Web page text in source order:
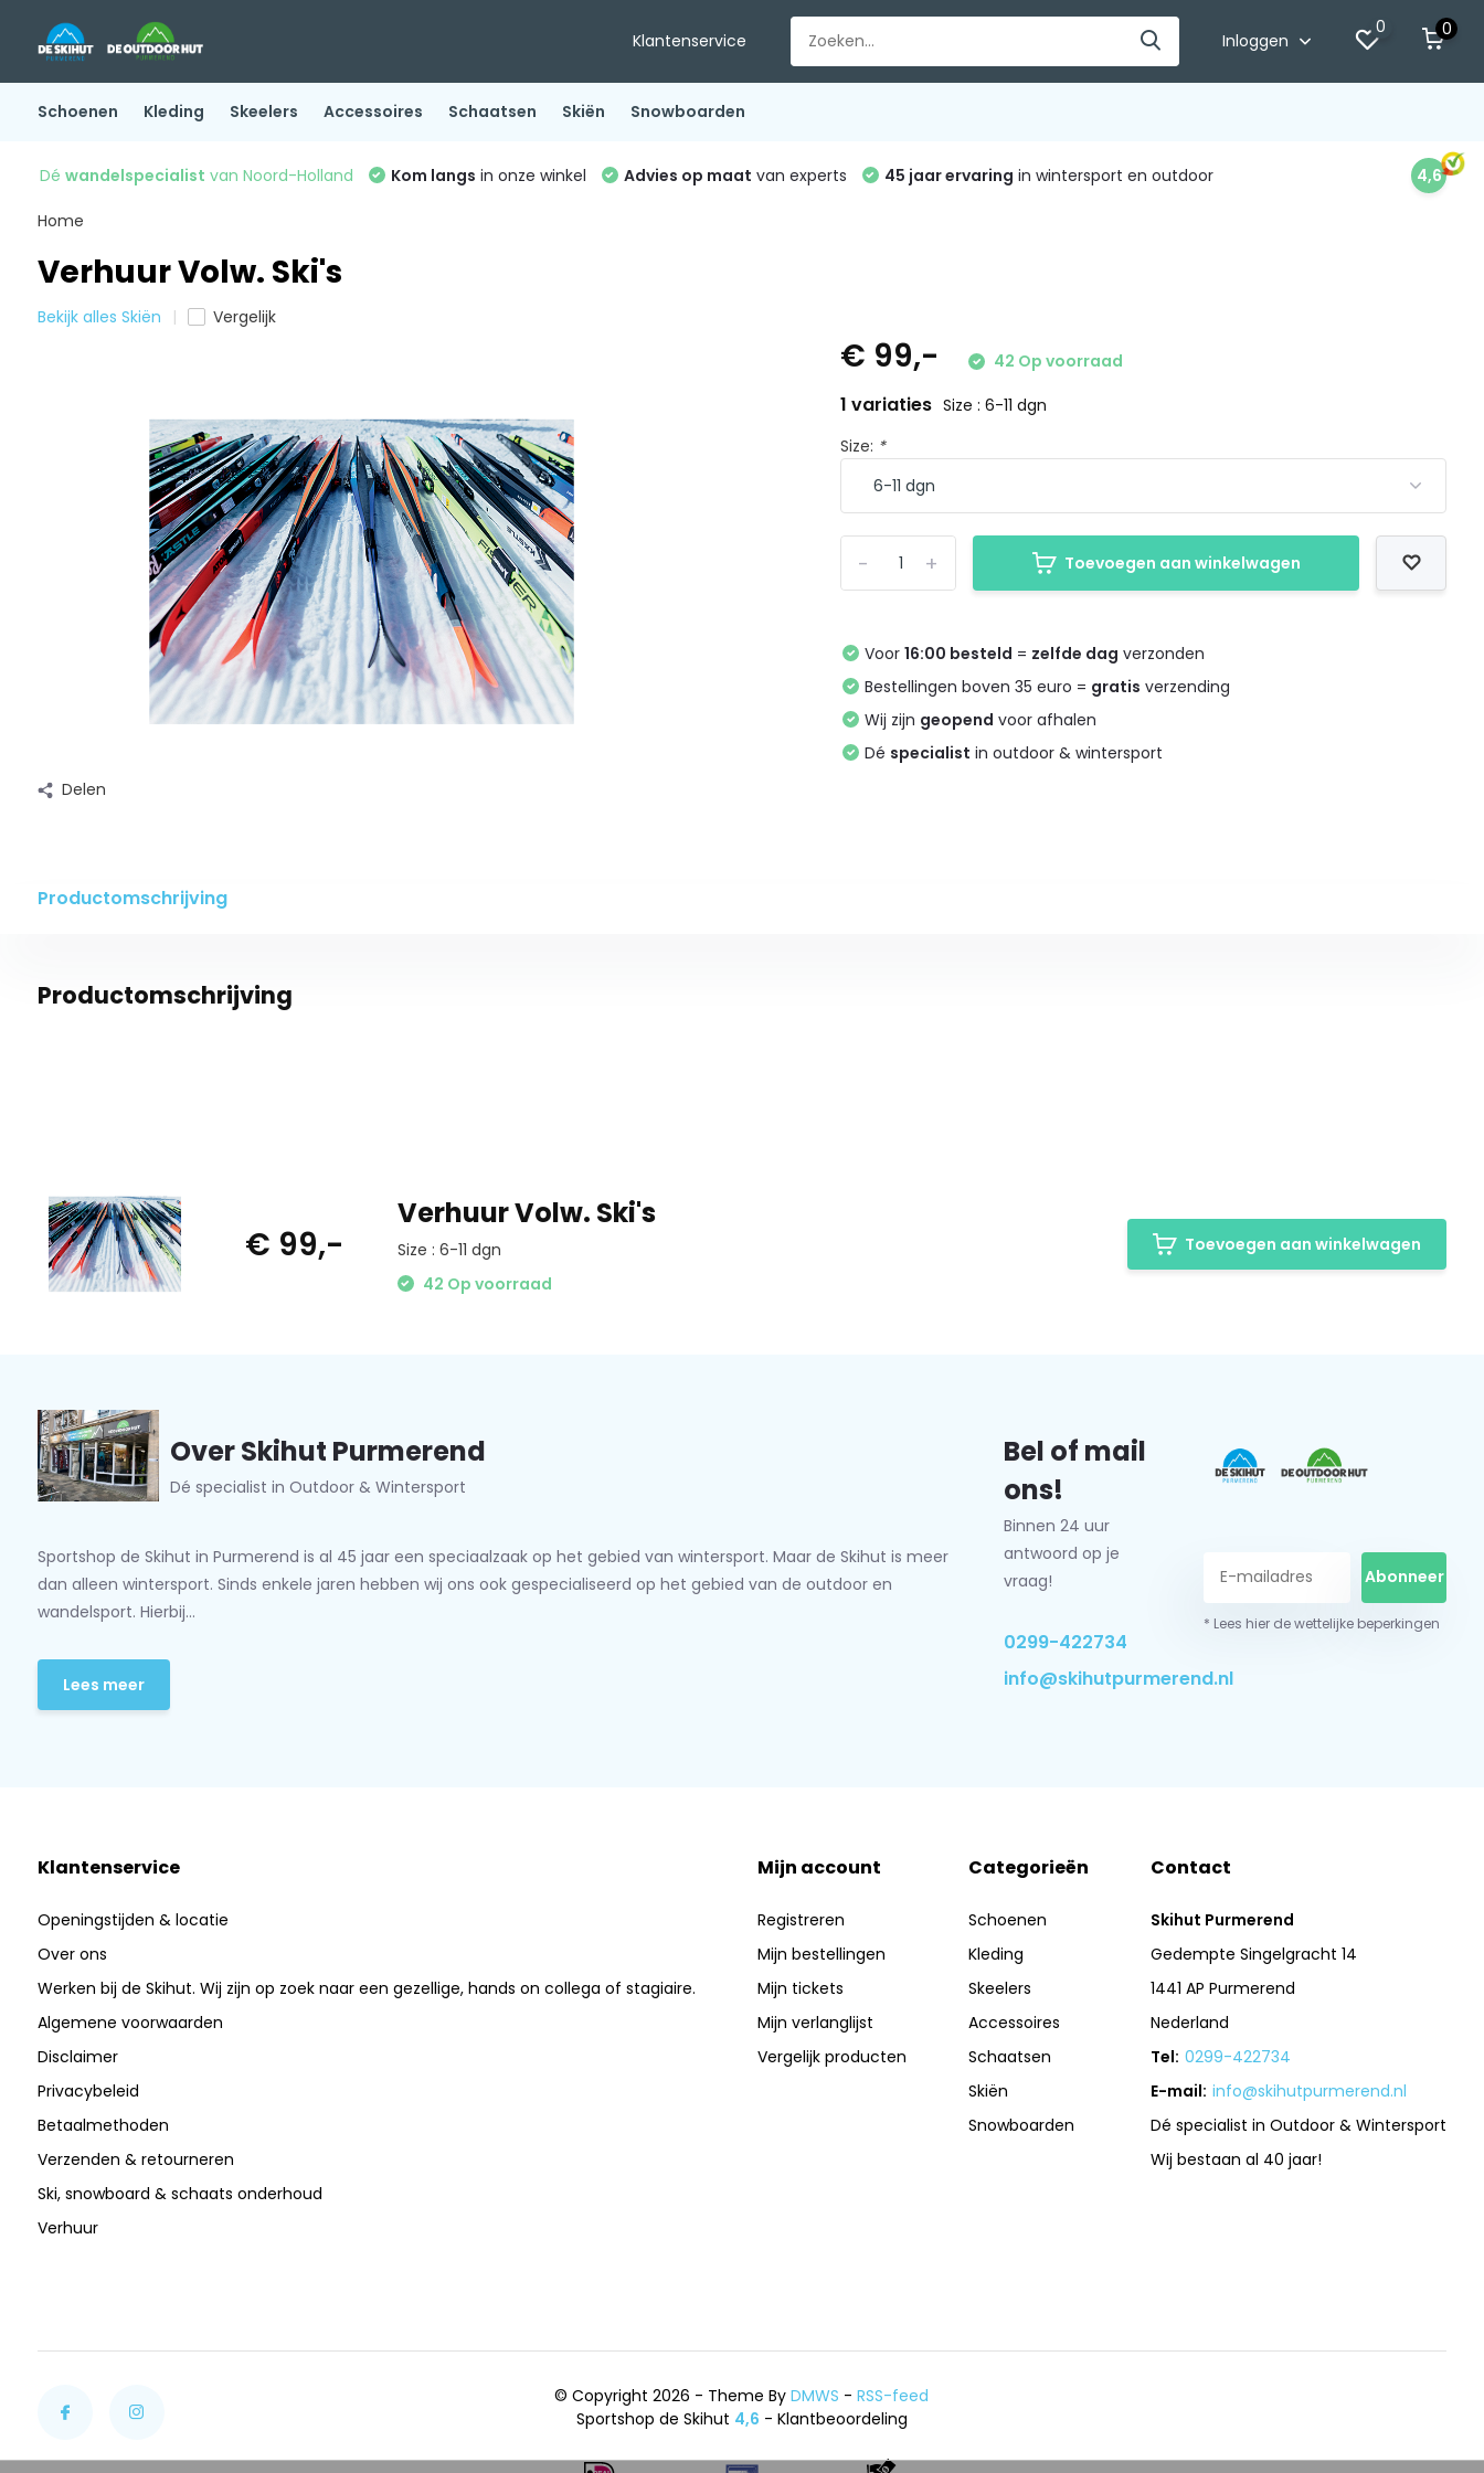
Klantenservice Inloggen
0 0
Schoenen Kleding Skeelers Accessoires Schaatsen Skiën Snowboarden
Dé wandelspecialist van Noord-Holland Kom langs in onze winkel Advies op maat van experts 45 jaar ervaring in wintersport en outdoor 4,6
Home
Verhuur Volw. Ski's
Bekijk alles Skiën Vergelijk
Delen
€ 99,- 42 Op voorraad
1 variaties Size : 6-11 dgn
Size: *
+
- Toevoegen aan winkelwagen
Voor16:00 besteld = zelfde dag verzonden
Bestellingen boven 35 euro = gratis verzending
Wij zijn geopend voor afhalen
Dé specialist in outdoor & wintersport
Productomschrijving
Productomschrijving
€ 99,-
Verhuur Volw. Ski's
Size : 6-11 dgn
42 Op voorraad
Toevoegen aan winkelwagen
Over Skihut Purmerend
Dé specialist in Outdoor & Wintersport
Sportshop de Skihut in Purmerend is al 45 jaar een speciaalzaak op het gebied van wintersport. Maar de Skihut is meer
dan alleen wintersport. Sinds enkele jaren hebben wij ons ook gespecialiseerd op het gebied van de outdoor en
wandelsport. Hierbij...
Lees meer
Bel of mail
ons!
Binnen 24 uur
antwoord op je
vraag!
0299-422734
info@skihutpurmerend.nl
Abonneer
* Lees hier de wettelijke beperkingen
Klantenservice
Openingstijden & locatie
Over ons
Werken bij de Skihut. Wij zijn op zoek naar een gezellige, hands on collega of stagiaire.
Algemene voorwaarden
Disclaimer
Privacybeleid
Betaalmethoden
Verzenden & retourneren
Ski, snowboard & schaats onderhoud
Verhuur
Mijn account
Registreren
Mijn bestellingen
Mijn tickets
Mijn verlanglijst
Vergelijk producten
Categorieën
Schoenen
Kleding
Skeelers
Accessoires
Schaatsen
Skiën
Snowboarden
Contact
Skihut Purmerend
Gedempte Singelgracht 14
1441 AP Purmerend
Nederland
Tel: 0299-422734
E-mail: info@skihutpurmerend.nl
Dé specialist in Outdoor & Wintersport
Wij bestaan al 40 jaar!
© Copyright 2026 - Theme ByDMWS -RSS-feed
Sportshop de Skihut 4,6 - Klantbeoordeling